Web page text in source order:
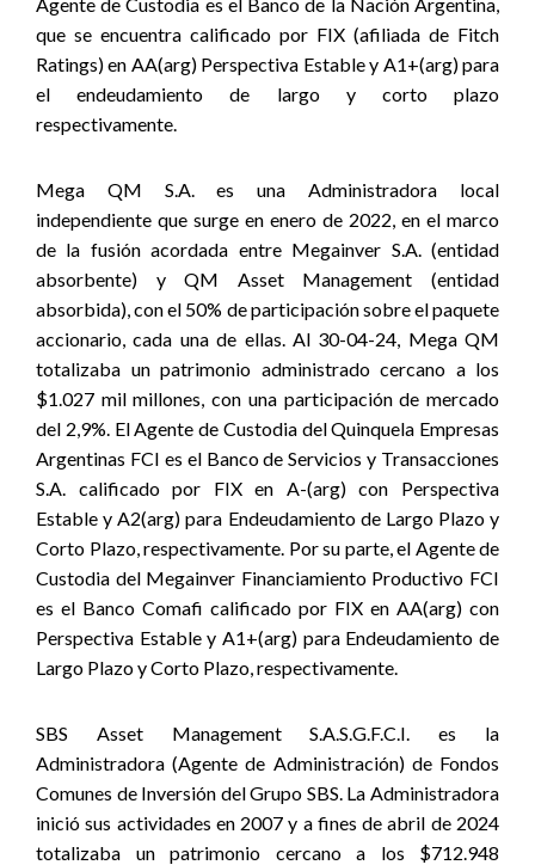
que se encuentra calificado por FIX (afiliada de Fitch
Ratings) en AA(arg) Perspectiva Estable y A1+(arg) para
el endeudamiento de largo y corto plazo
respectivamente.
Mega QM S.A. es una Administradora local
independiente que surge en enero de 2022, en el marco
de la fusión acordada entre Megainver S.A. (entidad
absorbente) y QM Asset Management (entidad
absorbida), con el 50% de participación sobre el paquete
accionario, cada una de ellas. Al 30-04-24, Mega QM
totalizaba un patrimonio administrado cercano a los
$1.027 mil millones, con una participación de mercado
del 2,9%. El Agente de Custodia del Quinquela Empresas
Argentinas FCI es el Banco de Servicios y Transacciones
S.A. calificado por FIX en A-(arg) con Perspectiva
Estable y A2(arg) para Endeudamiento de Largo Plazo y
Corto Plazo, respectivamente. Por su parte, el Agente de
Custodia del Megainver Financiamiento Productivo FCI
es el Banco Comafi calificado por FIX en AA(arg) con
Perspectiva Estable y A1+(arg) para Endeudamiento de
Largo Plazo y Corto Plazo, respectivamente.
SBS Asset Management S.A.S.G.F.C.I. es la
Administradora (Agente de Administración) de Fondos
Comunes de Inversión del Grupo SBS. La Administradora
inició sus actividades en 2007 y a fines de abril de 2024
totalizaba un patrimonio cercano a los $712.948